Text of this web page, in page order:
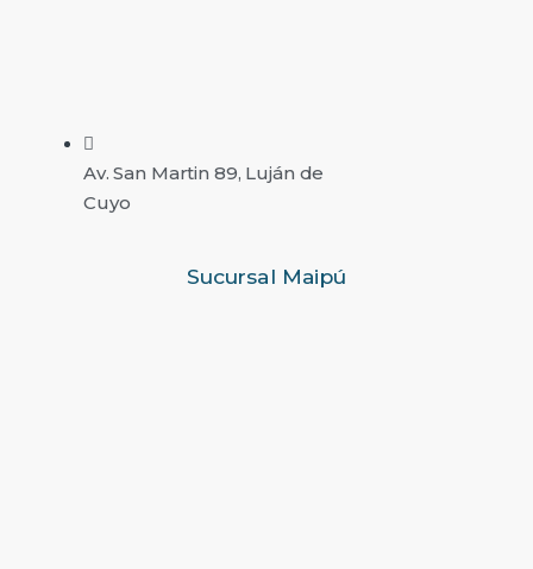
Av. San Martin 89, Luján de
Cuyo
Sucursal Maipú